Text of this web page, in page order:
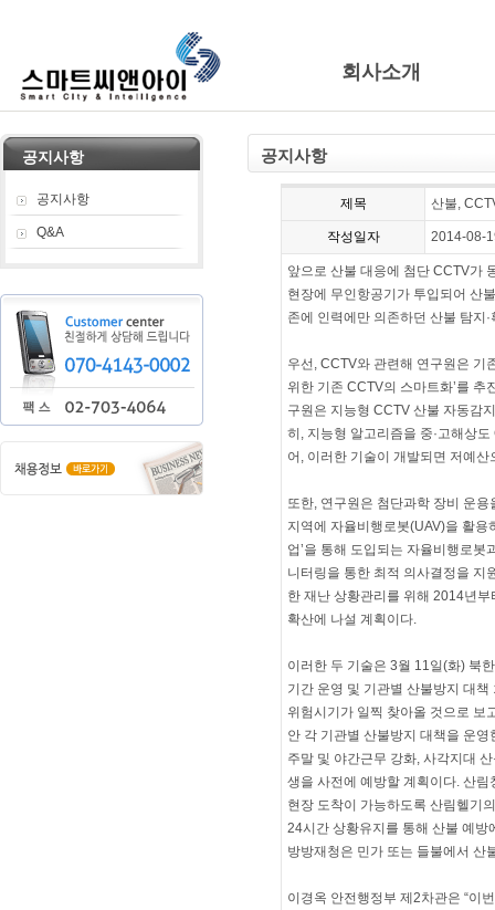
회사소개
공지사항
공지사항
Q&A
공지사항
제목 산불,
작성일자 2014-08-
앞으로 산불 대응에 첨단 CCTV가
현장에 무인항공기가 투입되어 산
존에 인력에만 의존하던 산불 탐지
우선, CCTV와 관련해 연구원은 기
위한 기존 CCTV의 스마트화’를
구원은 지능형 CCTV 산불 자동감
히, 지능형 알고리즘을 중·고해상
어, 이러한 기술이 개발되면 저예
또한, 연구원은 첨단과학 장비 운
지역에 자율비행로봇(UAV)을 활용
업’을 통해 도입되는 자율비행로
니터링을 통한 최적 의사결정을 지
한 재난 상황관리를 위해 2014년
확산에 나설 계획이다.
이러한 두 기술은 3월 11일(화) 북
기간 운영 및 기관별 산불방지 대
위험시기가 일찍 찾아올 것으로 보
안 각 기관별 산불방지 대책을 운
주말 및 야간근무 강화, 사각지대
생을 사전에 예방할 계획이다. 산
현장 도착이 가능하도록 산림헬기
24시간 상황유지를 통해 산불 예방
방방재청은 민가 또는 들불에서 산
이경옥 안전행정부 제2차관은 “이